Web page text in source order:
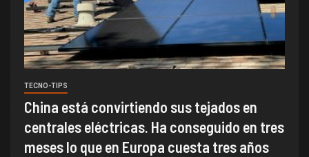
TECNO-TIPS
China está convirtiendo sus tejados en
centrales eléctricas. Ha conseguido en tres
meses lo que en Europa cuesta tres años